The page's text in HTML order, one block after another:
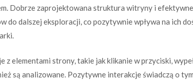
Dobrze zaprojektowana struktura witryny i
do dalszej eksploracji, co pozytywnie wpływa na ich
z elementami strony, takie jak klikanie w przyciski,
są analizowane. Pozytywne interakcje świadczą o